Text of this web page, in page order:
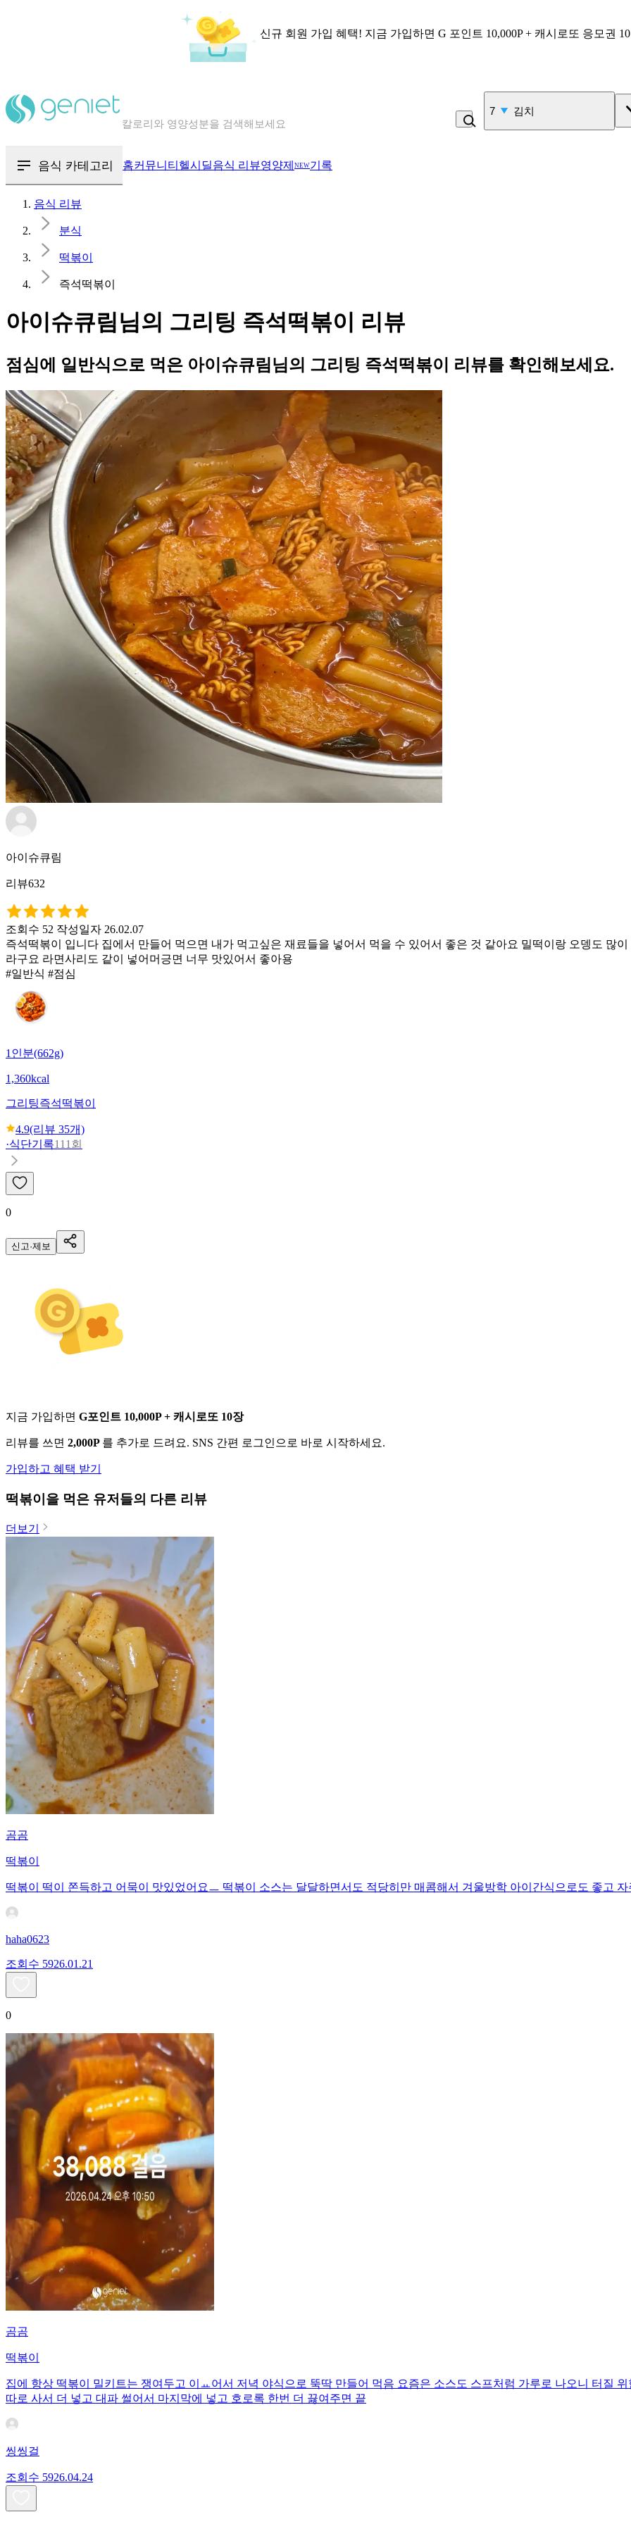
신규 회원 가입 혜택! 지금 가입하면 G 포인트 10,000P + 캐시로또 응모권
혈당 · 다이어트 음식 검색해보세요
7 김치
음식 카테고리 홈커뮤니티 헬시딜음식 리뷰영양제 NEW기록
음식 리뷰
분식
떡볶이
즉석떡볶이
아이슈큐림님의 그리팅 즉석떡볶이 리뷰
점심에 일반식으로 먹은 아이슈큐림님의 그리팅 즉석떡볶이 리뷰를 확인해보세요.
아이슈큐림
리뷰632
조회수 52 작성일자 26.02.07
즉석떡볶이 입니다 집에서 만들어 먹으면 내가 먹고싶은 재료들을 넣어서 먹을 수 있어서 좋은 것 같아요 밀떡이랑 오뎅도 많
라구요 라면사리도 같이 넣어머긍면 너무 맛있어서 좋아용
#일반식 #점심
1인분(662g)
1,360kcal
그리팅즉석떡볶이
4.9(리뷰 35개)
·식단기록111회
0
신고·제보
지금 가입하면 G포인트 10,000P + 캐시로또 10장
리뷰를 쓰면 2,000P 를 추가로 드려요. SNS 간편 로그인으로 바로 시작하세요.
가입하고 혜택 받기
떡볶이 을 먹은 유저들의 다른 리뷰
더보기
곰곰
떡볶이
떡볶이 떡이 쫀득하고 어묵이 맛있었어요ㅡ 떡볶이 소스는 달달하면서도 적당히만 매콤해서 겨울방학 아이간식으로도 좋고
haha0623
조회수 5926.01.21
0
곰곰
떡볶이
집에 항상 떡볶이 밀키트는 쟁여두고 이ㅛ어서 저녁 야식으로 뚝딱 만들어 먹음 요즘은 소스도 스프처럼 가루로 나오니 터질
따로 사서 더 넣고 대파 썰어서 마지막에 넣고 호로록 한번 더 끓여주면 끝
씽씽걸
조회수 5926.04.24